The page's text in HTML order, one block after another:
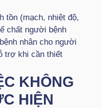
tồn (mạch, nhiệt độ,
chất người bệnh
nhân cho người
trợ khi cần thiết
KHÔNG
HIỆN